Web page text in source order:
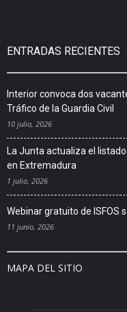
ENTRADAS RECIENTES
Interior convoca dos
Tráfico de la Guardia Civil
10 julio, 2026
La Junta actualiza el
en Extremadura
1 julio, 2026
Webinar gratuito de ISFOS
11 junio, 2026
MAPA DEL SITIO